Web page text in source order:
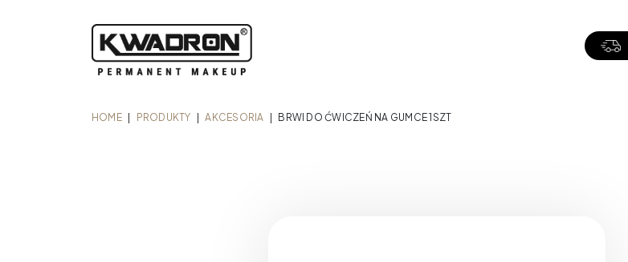
HOME PRODUKTY AKCESORIA BRWI DO ĆWICZEŃ NA GUMCE 1SZT